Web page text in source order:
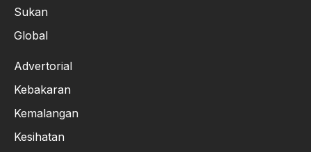
Sukan
Global
Advertorial
Kebakaran
Kemalangan
Kesihatan